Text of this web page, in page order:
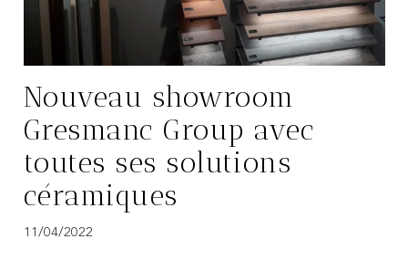
Nouveau showroom
Gresmanc Group avec
toutes ses solutions
céramiques
11/04/2022